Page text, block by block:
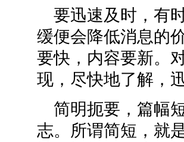
要迅速及时，有
缓便会降低消息的
要快，内容要新。
现，尽快地了解，
简明扼要，篇幅
志。所谓简短，就